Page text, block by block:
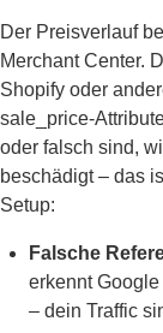
Der Preisverlauf
Merchant Center.
Shopify oder
sale_price-
oder falsch sind,
beschädigt – das
Setup:
Falsche
erkennt
– dein Traffic